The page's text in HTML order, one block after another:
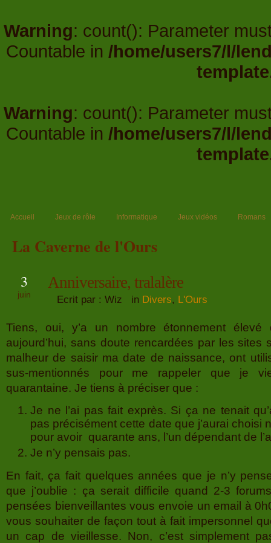
Warning: count(): Parameter
Countable in /home/users7/l/
Warning: count(): Parameter
Countable in /home/users7/l/
Accueil Jeux de rôle Informatique Jeux vidéos Romans
La Caverne de l'Ours
3
juin
Anniversaire, tralalère
Ecrit par : Wiz in Divers, L'Ours
Tiens, oui, y’a un nombre étonnement élevé
aujourd’hui, sans doute rencardées par les sites
malheur de saisir ma date de naissance, ont
sus-mentionnés pour me rappeler que je
quarantaine. Je tiens à préciser que :
Je ne l’ai pas fait exprès. Si ça ne tenait
pas précisément cette date que j’aurai choisi
pour avoir quarante ans, l’un dépendant de
Je n’y pensais pas.
En fait, ça fait quelques années que je n’y
que j’oublie : ça serait difficile quand 2-3
pensées bienveillantes vous envoie un email à
vous souhaiter de façon tout à fait impersonnel
un cap de vieillesse. Non, c’est simplement